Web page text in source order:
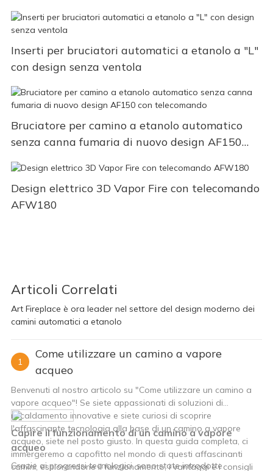
Inserti per bruciatori automatici a etanolo a "L"
con design senza ventola
Bruciatore per camino a etanolo automatico
senza canna fumaria di nuovo design AF150
con telecomando
Design elettrico 3D Vapor Fire con telecomando
AFW180
Articoli Correlati
Art Fireplace è ora leader nel settore del design moderno dei
camini automatici a etanolo
1
Come utilizzare un camino a vapore
acqueo
Benvenuti al nostro articolo su "Come utilizzare un camino a
vapore acqueo"! Se siete appassionati di soluzioni di
riscaldamento innovative e siete curiosi di scoprire
l'affascinante tecnologia alla base di un camino a vapore
acqueo, siete nel posto giusto. In questa guida completa, ci
immergeremo a capofitto nel mondo di questi affascinanti
camini, esplorandone il funzionamento, i vantaggi e i consigli
Capire il funzionamento di un camino a vapore
acqueo
Grazie ai progressi tecnologici, sono state introdotte